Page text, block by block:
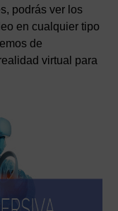
podrás ver los
en cualquier tipo
de
virtual para